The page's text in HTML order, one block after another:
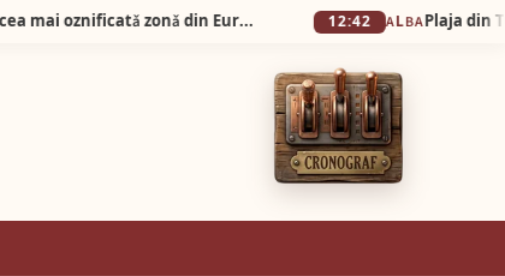
Silva Logistic Services. Muntele Bǎişorii, a doua cea mai oznificatǎ zonǎ din Europa, un colț de rai unde sălbăticia Apusenilor întâlnește liniștea profundă a brazilor falnici. 12:42 ALBA